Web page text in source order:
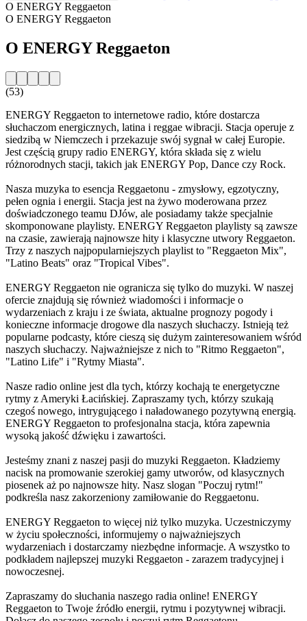
O ENERGY Reggaeton
O ENERGY Reggaeton
O ENERGY Reggaeton
(53)
ENERGY Reggaeton to internetowe radio, które dostarcza
słuchaczom energicznych, latina i reggae wibracji. Stacja operuje z
siedzibą w Niemczech i przekazuje swój sygnał w całej Europie.
Jest częścią grupy radio ENERGY, która składa się z wielu
różnorodnych stacji, takich jak ENERGY Pop, Dance czy Rock.
Nasza muzyka to esencja Reggaetonu - zmysłowy, egzotyczny,
pełen ognia i energii. Stacja jest na żywo moderowana przez
doświadczonego teamu DJów, ale posiadamy także specjalnie
skomponowane playlisty. ENERGY Reggaeton playlisty są zawsze
na czasie, zawierają najnowsze hity i klasyczne utwory Reggaeton.
Trzy z naszych najpopularniejszych playlist to "Reggaeton Mix",
"Latino Beats" oraz "Tropical Vibes".
ENERGY Reggaeton nie ogranicza się tylko do muzyki. W naszej
ofercie znajdują się również wiadomości i informacje o
wydarzeniach z kraju i ze świata, aktualne prognozy pogody i
konieczne informacje drogowe dla naszych słuchaczy. Istnieją też
popularne podcasty, które cieszą się dużym zainteresowaniem wśród
naszych słuchaczy. Najważniejsze z nich to "Ritmo Reggaeton",
"Latino Life" i "Rytmy Miasta".
Nasze radio online jest dla tych, którzy kochają te energetyczne
rytmy z Ameryki Łacińskiej. Zapraszamy tych, którzy szukają
czegoś nowego, intrygującego i naładowanego pozytywną energią.
ENERGY Reggaeton to profesjonalna stacja, która zapewnia
wysoką jakość dźwięku i zawartości.
Jesteśmy znani z naszej pasji do muzyki Reggaeton. Kładziemy
nacisk na promowanie szerokiej gamy utworów, od klasycznych
piosenek aż po najnowsze hity. Nasz slogan "Poczuj rytm!"
podkreśla nasz zakorzeniony zamiłowanie do Reggaetonu.
ENERGY Reggaeton to więcej niż tylko muzyka. Uczestniczymy
w życiu społeczności, informujemy o najważniejszych
wydarzeniach i dostarczamy niezbędne informacje. A wszystko to
podkładem najlepszej muzyki Reggaeton - zarazem tradycyjnej i
nowoczesnej.
Zapraszamy do słuchania naszego radia online! ENERGY
Reggaeton to Twoje źródło energii, rytmu i pozytywnej wibracji.